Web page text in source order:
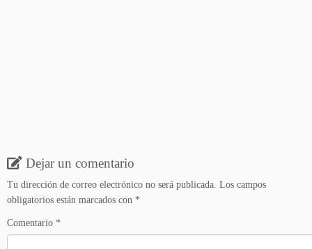
Dejar un comentario
Tu dirección de correo electrónico no será publicada. Los campos
obligatorios están marcados con *
Comentario *